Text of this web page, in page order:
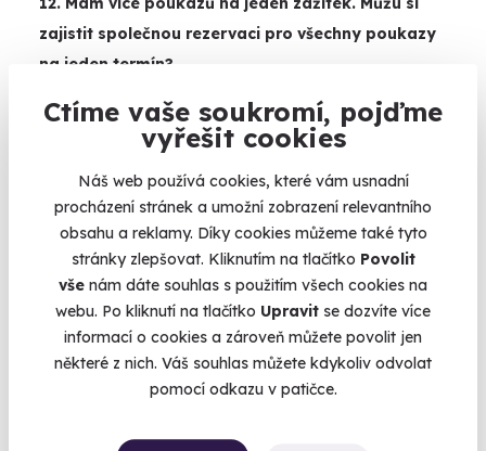
Ctíme vaše soukromí, pojďme
vyřešit cookies
Náš web používá cookies, které vám usnadní
procházení stránek a umožní zobrazení relevantního
obsahu a reklamy. Díky cookies můžeme také tyto
stránky zlepšovat. Kliknutím na tlačítko Povolit
vše nám dáte souhlas s použitím všech cookies na
webu. Po kliknutí na tlačítko Upravit se dozvíte více
informací o cookies a zároveň můžete povolit jen
některé z nich. Váš souhlas můžete kdykoliv odvolat
pomocí odkazu v patičce.
zajistit společnou rezervaci pro všechny poukazy
na jeden termín?
Jasně, že na zážitek je lepší vyrazit s partou kamarádů.
Společná rezervace není problém, pokud je na vybraný
termín dostatek volných míst. Stačí mít připravené
všechny poukazy a snadno si zajistíte společný termín.
Stačí se s poukazy přihlásit přímo na webu v sekciMám
poukaz
13. Mám už zarezervovaný termín zážitku, ale
potřebuji ho změnit. Jak to udělám?
Jednoduše. :) Když se vejdete do storno lhůty,